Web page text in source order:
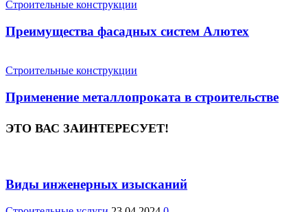
Строительные конструкции
Преимущества фасадных систем Алютех
Строительные конструкции
Применение металлопроката в строительстве
ЭТО ВАС ЗАИНТЕРЕСУЕТ!
Виды инженерных изысканий